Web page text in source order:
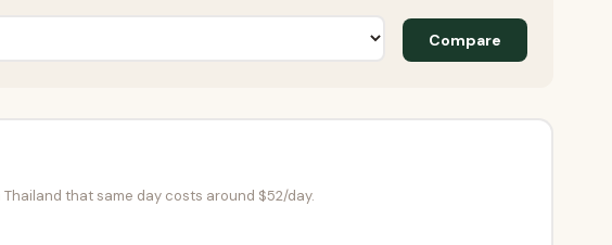
Compare
that same day costs around $52/day.